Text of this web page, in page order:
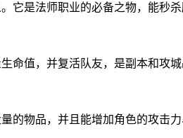
它是法师职业的必备之物，能秒杀
命值，并复活队友，是副本和攻城
的物品，并且能增加角色的攻击力